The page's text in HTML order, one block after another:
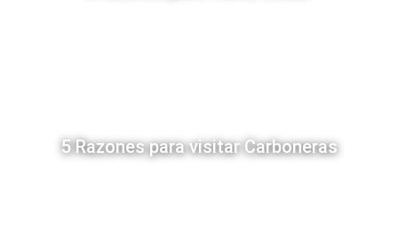
5 Razones para visitar Carboneras